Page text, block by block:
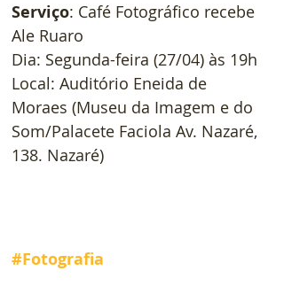
Serviço: Café Fotográfico recebe
Ale Ruaro
Dia: Segunda-feira (27/04) às 19h
Local: Auditório Eneida de
Moraes (Museu da Imagem e do
Som/Palacete Faciola Av. Nazaré,
138. Nazaré)
#Fotografia